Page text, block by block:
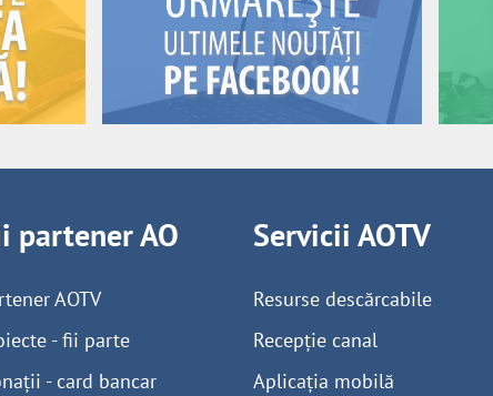
partener AO
AOTV
- fii parte
- card bancar
Servicii AOTV
Resurse descărcabile
Recepție canal
Aplicația mobilă